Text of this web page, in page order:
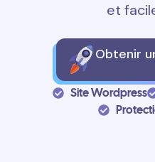
et
Obtenir
Site Wordpress